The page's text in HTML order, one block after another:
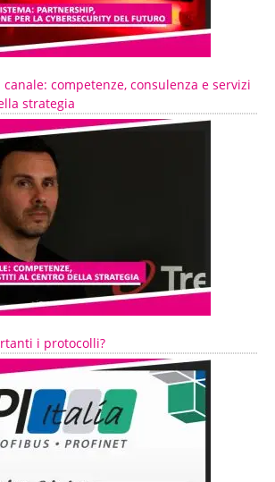
competenze, consulenza e servizi
strategia
i protocolli?